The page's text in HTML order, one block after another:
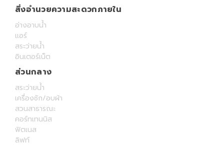
สิ่งอำนวยความสะดวกภายใน
อ่างอาบน้ำ
แอร์
สระว่ายน้ำ
อินเตอร์เน็ต
ส่วนกลาง
สระว่ายน้ำ
เครื่องซัก/อบผ้า
สวนสาธารณะ
คอร์ทเทนนิส
ฟิตเนส
ลิฟท์